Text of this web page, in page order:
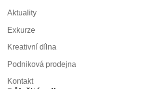
Aktuality
Exkurze
Kreativní dílna
Podniková prodejna
Kontakt